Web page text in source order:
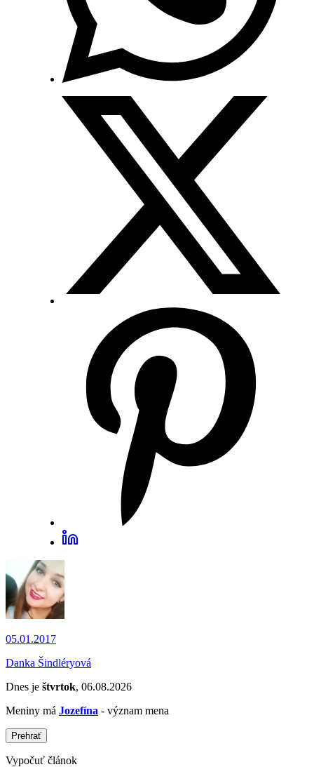
05.01.2017
Danka Šindléryová
Dnes je štvrtok, 06.08.2026
Meniny má Jozefína - význam mena
Prehrať
Vypočuť článok